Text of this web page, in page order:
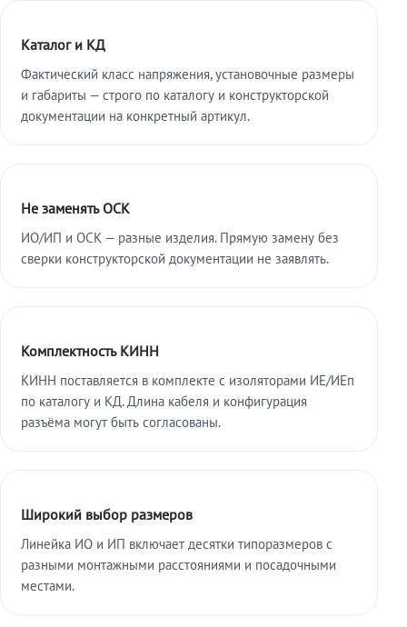
Каталог и КД
Фактический класс напряжения, установочные размеры
и габариты — строго по каталогу и конструкторской
документации на конкретный артикул.
Не заменять ОСК
ИО/ИП и ОСК — разные изделия. Прямую замену без
сверки конструкторской документации не заявлять.
Комплектность КИНН
КИНН поставляется в комплекте с изоляторами ИЕ/ИЕп
по каталогу и КД. Длина кабеля и конфигурация
разъёма могут быть согласованы.
Широкий выбор размеров
Линейка ИО и ИП включает десятки типоразмеров с
разными монтажными расстояниями и посадочными
местами.